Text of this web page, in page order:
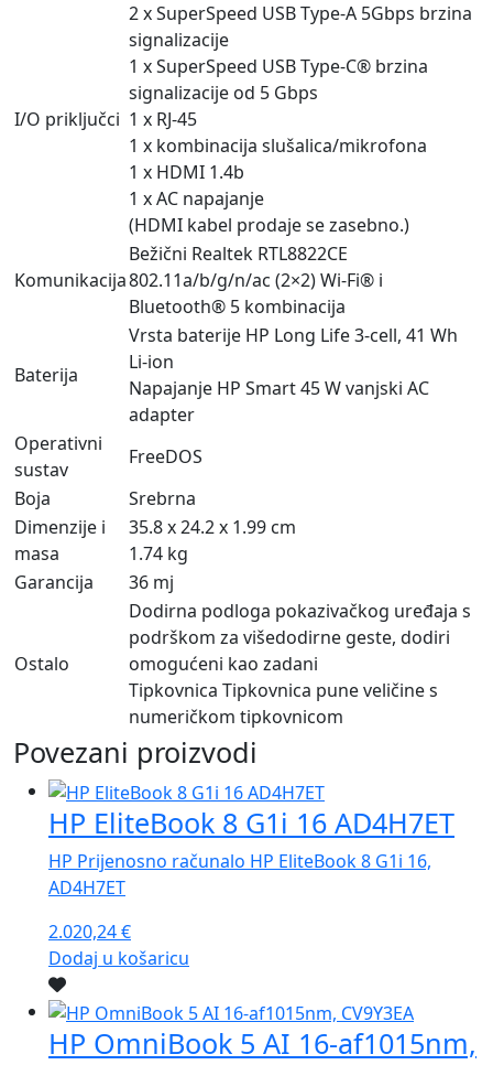
I/O priključci
2 x SuperSpeed USB Type-A 5Gbps brzina
signalizacije
1 x SuperSpeed USB Type-C® brzina
signalizacije od 5 Gbps
1 x RJ-45
1 x kombinacija slušalica/mikrofona
1 x HDMI 1.4b
1 x AC napajanje
(HDMI kabel prodaje se zasebno.)
Komunikacija
Bežični Realtek RTL8822CE
802.11a/b/g/n/ac (2×2) Wi-Fi® i
Bluetooth® 5 kombinacija
Baterija
Vrsta baterije HP Long Life 3-cell, 41 Wh
Li-ion
Napajanje HP Smart 45 W vanjski AC
adapter
Operativni
sustav
FreeDOS
Boja
Srebrna
Dimenzije i
masa
35.8 x 24.2 x 1.99 cm
1.74 kg
Garancija
36 mj
Ostalo
Dodirna podloga pokazivačkog uređaja s
podrškom za višedodirne geste, dodiri
omogućeni kao zadani
Tipkovnica Tipkovnica pune veličine s
numeričkom tipkovnicom
Povezani proizvodi
HP EliteBook 8 G1i 16 AD4H7ET
HP Prijenosno računalo HP EliteBook 8 G1i 16,
AD4H7ET
2.020,24€
Dodaj u košaricu
HP OmniBook 5 AI 16-af1015nm,